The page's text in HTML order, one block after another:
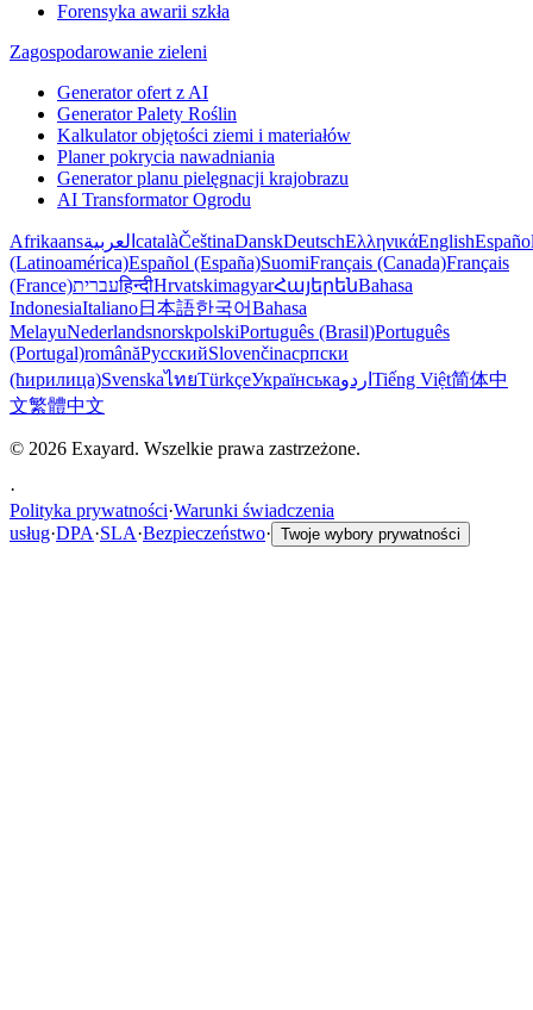
Forensyka awarii szkła
Zagospodarowanie zieleni
Generator ofert z AI
Generator Palety Roślin
Kalkulator objętości ziemi i materiałów
Planer pokrycia nawadniania
Generator planu pielęgnacji krajobrazu
AI Transformator Ogrodu
Afrikaansالعربية catalàČeštinaDanskDeutschΕλληνικάEnglish
(Latinoamérica)Español (España)SuomiFrançais (Canada)Français
(France)עבריתहिन्दीHrvatskimagyarՀայերենBahasa
IndonesiaItaliano日本語한국어Bahasa
MelayuNederlandsnorskpolskiPortuguês (Brasil)Português
(Portugal)românăРусскийSlovenčinaсрпски
(ћирилица)SvenskaไทยTürkçeУкраїнськаاردو Tiếng Việt简体中
文繁體中文
© 2026 Exayard. Wszelkie prawa zastrzeżone.
·
Polityka prywatności·Warunki świadczenia
usług·DPA·SLA·Bezpieczeństwo· Twoje wybory prywatności